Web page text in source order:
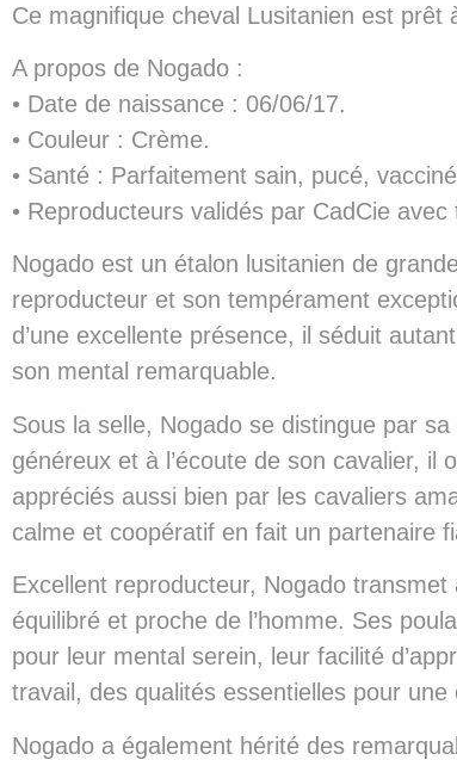
Ce magnifique cheval Lusitanien est prêt
A propos de Nogado :
• Date de naissance : 06/06/17.
• Couleur : Crème.
• Santé : Parfaitement sain, pucé,
• Reproducteurs validés par CadCie
Nogado est un étalon lusitanien de
reproducteur et son tempérament
d’une excellente présence, il séduit
son mental remarquable.
Sous la selle, Nogado se distingue par
généreux et à l’écoute de son cavalier,
appréciés aussi bien par les cavaliers
calme et coopératif en fait un partenaire
Excellent reproducteur, Nogado
équilibré et proche de l’homme. Ses
pour leur mental serein, leur facilité
travail, des qualités essentielles pour
Nogado a également hérité des